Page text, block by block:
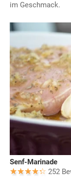
im Geschmack.
Senf-Marinade
252